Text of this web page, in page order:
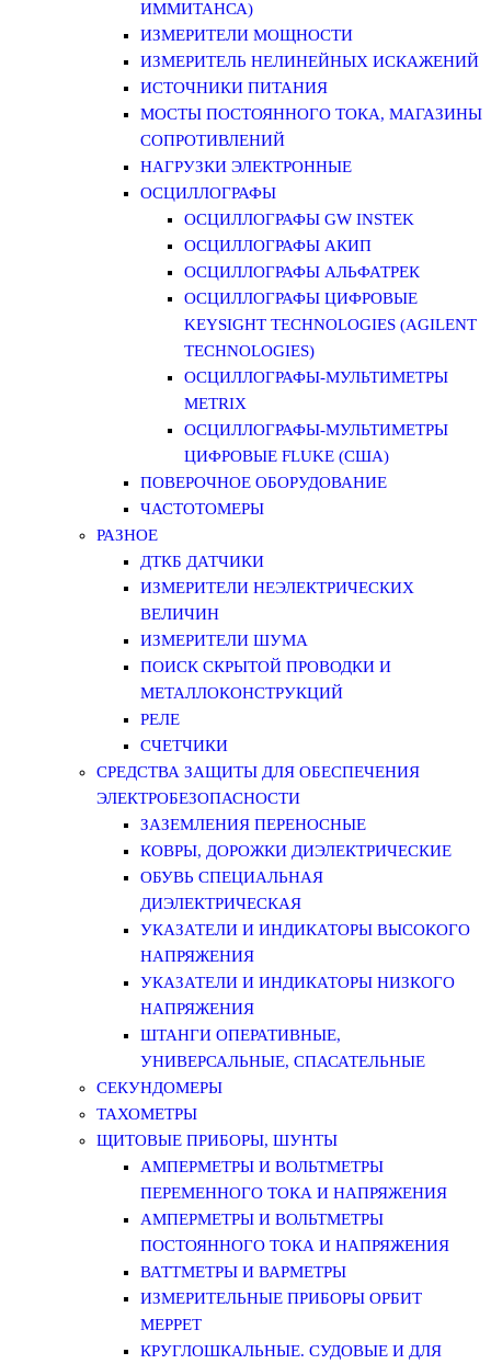
ИММИТАНСА)
ИЗМЕРИТЕЛИ МОЩНОСТИ
ИЗМЕРИТЕЛЬ НЕЛИНЕЙНЫХ ИСКАЖЕНИЙ
ИСТОЧНИКИ ПИТАНИЯ
МОСТЫ ПОСТОЯННОГО ТОКА, МАГАЗИНЫ
СОПРОТИВЛЕНИЙ
НАГРУЗКИ ЭЛЕКТРОННЫЕ
ОСЦИЛЛОГРАФЫ
ОСЦИЛЛОГРАФЫ GW INSTEK
ОСЦИЛЛОГРАФЫ АКИП
ОСЦИЛЛОГРАФЫ АЛЬФАТРЕК
ОСЦИЛЛОГРАФЫ ЦИФРОВЫЕ
KEYSIGHT TECHNOLOGIES (AGILENT
TECHNOLOGIES)
ОСЦИЛЛОГРАФЫ-МУЛЬТИМЕТРЫ
METRIX
ОСЦИЛЛОГРАФЫ-МУЛЬТИМЕТРЫ
ЦИФРОВЫЕ FLUKE (США)
ПОВЕРОЧНОЕ ОБОРУДОВАНИЕ
ЧАСТОТОМЕРЫ
РАЗНОЕ
ДТКБ ДАТЧИКИ
ИЗМЕРИТЕЛИ НЕЭЛЕКТРИЧЕСКИХ
ВЕЛИЧИН
ИЗМЕРИТЕЛИ ШУМА
ПОИСК СКРЫТОЙ ПРОВОДКИ И
МЕТАЛЛОКОНСТРУКЦИЙ
РЕЛЕ
СЧЕТЧИКИ
СРЕДСТВА ЗАЩИТЫ ДЛЯ ОБЕСПЕЧЕНИЯ
ЭЛЕКТРОБЕЗОПАСНОСТИ
ЗАЗЕМЛЕНИЯ ПЕРЕНОСНЫЕ
КОВРЫ, ДОРОЖКИ ДИЭЛЕКТРИЧЕСКИЕ
ОБУВЬ СПЕЦИАЛЬНАЯ
ДИЭЛЕКТРИЧЕСКАЯ
УКАЗАТЕЛИ И ИНДИКАТОРЫ ВЫСОКОГО
НАПРЯЖЕНИЯ
УКАЗАТЕЛИ И ИНДИКАТОРЫ НИЗКОГО
НАПРЯЖЕНИЯ
ШТАНГИ ОПЕРАТИВНЫЕ,
УНИВЕРСАЛЬНЫЕ, СПАСАТЕЛЬНЫЕ
СЕКУНДОМЕРЫ
ТАХОМЕТРЫ
ЩИТОВЫЕ ПРИБОРЫ, ШУНТЫ
АМПЕРМЕТРЫ И ВОЛЬТМЕТРЫ
ПЕРЕМЕННОГО ТОКА И НАПРЯЖЕНИЯ
АМПЕРМЕТРЫ И ВОЛЬТМЕТРЫ
ПОСТОЯННОГО ТОКА И НАПРЯЖЕНИЯ
ВАТТМЕТРЫ И ВАРМЕТРЫ
ИЗМЕРИТЕЛЬНЫЕ ПРИБОРЫ ОРБИТ
МЕРРЕТ
КРУГЛОШКАЛЬНЫЕ. СУДОВЫЕ И ДЛЯ